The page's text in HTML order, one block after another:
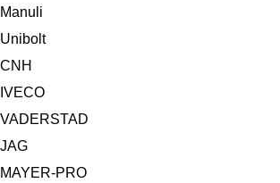
Manuli
Unibolt
CNH
IVECO
VADERSTAD
JAG
MAYER-PRO